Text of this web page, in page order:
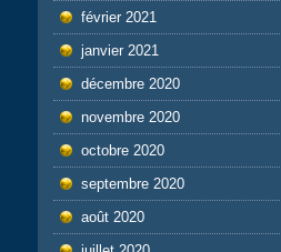
février 2021
janvier 2021
décembre 2020
novembre 2020
octobre 2020
septembre 2020
août 2020